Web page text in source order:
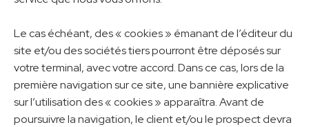
Le cas échéant, des « cookies » émanant de l’éditeur du
site et/ou des sociétés tiers pourront être déposés sur
votre terminal, avec votre accord. Dans ce cas, lors de la
première navigation sur ce site, une bannière explicative
sur l’utilisation des « cookies » apparaîtra. Avant de
poursuivre la navigation, le client et/ou le prospect devra